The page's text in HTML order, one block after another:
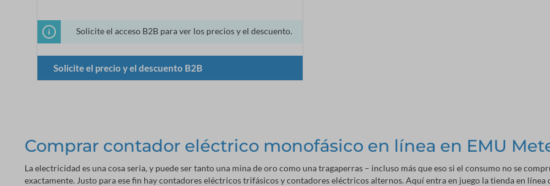
Solicite el acceso B2B para ver los precios y el descuento.
Solicite el precio y el descuento B2B
Comprar contador eléctrico monofásico en línea en EMU
La electricidad es una cosa seria, y puede ser tanto una mina de oro como una tragaperras – incluso más que eso si el consumo no se
exactamente. Justo para ese fin hay contadores eléctricos trifásicos y contadores eléctricos alternos. Aquí entra en juego la tienda en línea